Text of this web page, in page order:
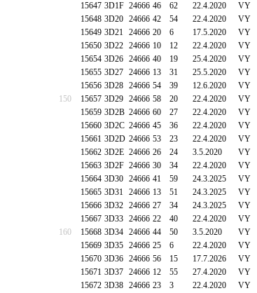
15647 3D1F 24666 46 62 22.4.2020 VY
15648 3D20 24666 42 54 22.4.2020 VY
15649 3D21 24666 20 6 17.5.2020 VY
15650 3D22 24666 10 12 22.4.2020 VY
15654 3D26 24666 40 19 25.4.2020 VY
15655 3D27 24666 13 31 25.5.2020 VY
15656 3D28 24666 54 39 12.6.2020 VY
150
15657 3D29 24666 58 20 22.4.2020 VY
15659 3D2B 24666 60 27 22.4.2020 VY
15660 3D2C 24666 45 36 22.4.2020 VY
15661 3D2D 24666 53 23 22.4.2020 VY
15662 3D2E 24666 26 24 3.5.2020 VY
15663 3D2F 24666 30 34 22.4.2020 VY
15664 3D30 24666 41 59 24.3.2025 VY
15665 3D31 24666 13 51 24.3.2025 VY
15666 3D32 24666 27 34 24.3.2025 VY
15667 3D33 24666 22 40 22.4.2020 VY
160
15668 3D34 24666 44 50 3.5.2020 VY
15669 3D35 24666 25 6 22.4.2020 VY
15670 3D36 24666 56 15 17.7.2026 VY
15671 3D37 24666 12 55 27.4.2020 VY
15672 3D38 24666 23 3 22.4.2020 VY